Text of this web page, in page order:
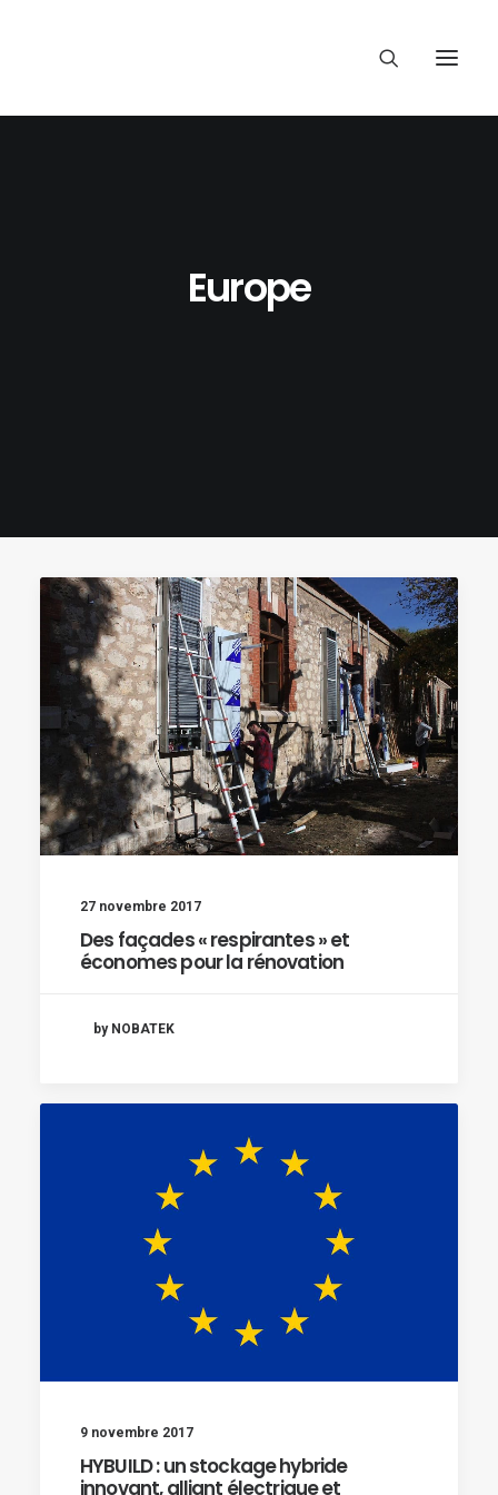
Europe
27 novembre 2017
Des façades « respirantes » et
économes pour la rénovation
by NOBATEK
9 novembre 2017
HYBUILD : un stockage hybride
innovant, alliant électrique et